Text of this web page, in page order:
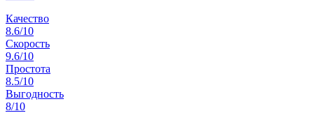
Качество
8.6/10
Скорость
9.6/10
Простота
8.5/10
Выгодность
8/10